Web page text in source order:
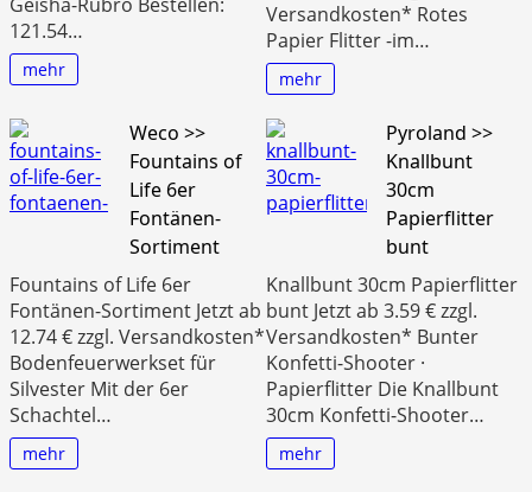
121.54…
mehr
Versandkosten* Rotes
Papier Flitter -im…
mehr
Weco >>
Fountains of
Life 6er
Fontänen-
Sortiment
Fountains of Life 6er
Fontänen-Sortiment Jetzt ab
12.74 € zzgl. Versandkosten*
Bodenfeuerwerkset für
Silvester Mit der 6er
Schachtel…
mehr
Pyroland >>
Knallbunt
30cm
Papierflitter
bunt
Knallbunt 30cm Papierflitter
bunt Jetzt ab 3.59 € zzgl.
Versandkosten* Bunter
Konfetti‑Shooter ·
Papierflitter Die Knallbunt
30cm Konfetti‑Shooter…
mehr